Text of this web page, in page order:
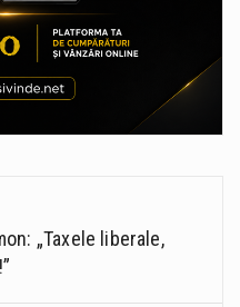
„Taxele liberale,